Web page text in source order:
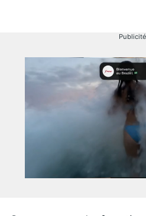
Publicité